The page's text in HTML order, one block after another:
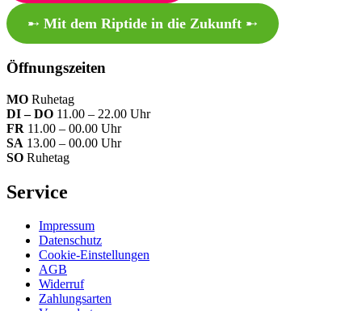
➸ Mit dem Riptide in die Zukunft➸
Öffnungszeiten
MO Ruhetag
DI – DO 11.00 – 22.00 Uhr
FR 11.00 – 00.00 Uhr
SA 13.00 – 00.00 Uhr
SO Ruhetag
Service
Impressum
Datenschutz
Cookie-Einstellungen
AGB
Widerruf
Zahlungsarten